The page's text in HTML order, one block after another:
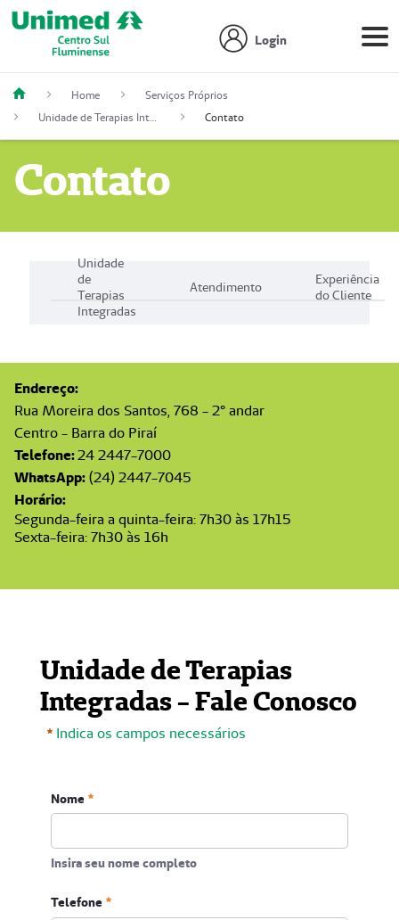
Login
Home
Serviços Próprios
Contato
Contato
Unidade
de
Terapias
Integradas
Atendimento
Experiência
do Cliente
Endereço:
Rua Moreira dos Santos, 768 - 2° andar
Centro - Barra do Piraí
Telefone:24 2447-7000
WhatsApp:(24) 2447-7045
Horário:
Segunda-feira a quinta-feira: 7h30 às 17h15
Sexta-feira: 7h30 às 16h
Unidade de Terapias
Integradas - Fale Conosco
Indica os campos necessários
Nome
Insira seu nome completo
Telefone